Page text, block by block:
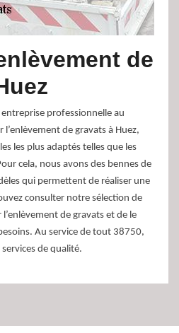
de
entreprise professionnelle au
de gravats à Huez,
les plus adaptés telles que les
cela, nous avons des bennes de
qui permettent de réaliser une
consulter notre sélection de
de gravats et de le
Au service de tout 38750,
de qualité.